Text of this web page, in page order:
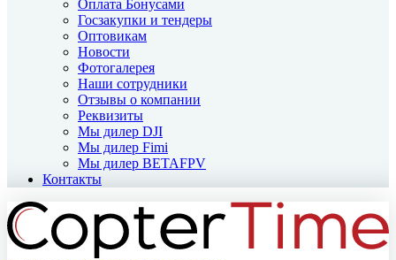
Оплата Бонусами
Госзакупки и тендеры
Оптовикам
Новости
Фотогалерея
Наши сотрудники
Отзывы о компании
Реквизиты
Мы дилер DJI
Мы дилер Fimi
Мы дилер BETAFPV
Контакты